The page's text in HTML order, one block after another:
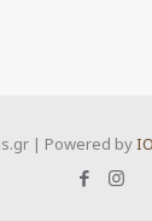
| Powered by